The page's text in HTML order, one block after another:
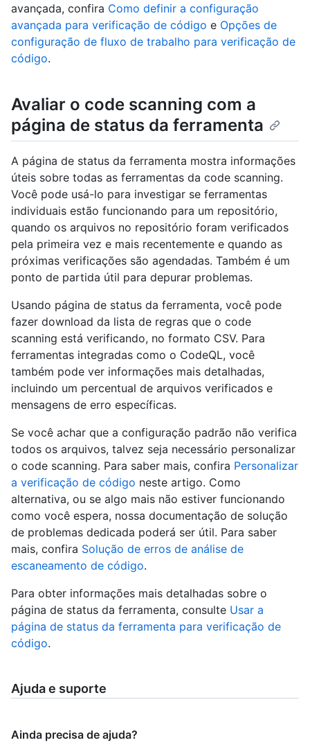
avançada, confira Como definir a configuração
avançada para verificação de código e Opções de
configuração de fluxo de trabalho para verificação de
código.
Avaliar o code scanning com a
página de status da ferramenta
A página de status da ferramenta mostra informações
úteis sobre todas as ferramentas da code scanning.
Você pode usá-lo para investigar se ferramentas
individuais estão funcionando para um repositório,
quando os arquivos no repositório foram verificados
pela primeira vez e mais recentemente e quando as
próximas verificações são agendadas. Também é um
ponto de partida útil para depurar problemas.
Usando página de status da ferramenta, você pode
fazer download da lista de regras que o code
scanning está verificando, no formato CSV. Para
ferramentas integradas como o CodeQL, você
também pode ver informações mais detalhadas,
incluindo um percentual de arquivos verificados e
mensagens de erro específicas.
Se você achar que a configuração padrão não verifica
todos os arquivos, talvez seja necessário personalizar
o code scanning. Para saber mais, confira Personalizar
a verificação de código neste artigo. Como
alternativa, ou se algo mais não estiver funcionando
como você espera, nossa documentação de solução
de problemas dedicada poderá ser útil. Para saber
mais, confira Solução de erros de análise de
escaneamento de código.
Para obter informações mais detalhadas sobre o
página de status da ferramenta, consulte Usar a
página de status da ferramenta para verificação de
código.
Ajuda e suporte
Ainda precisa de ajuda?